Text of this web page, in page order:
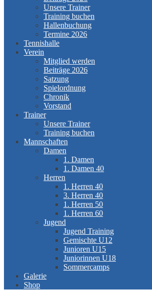
Unsere Trainer
Training buchen
Hallenbuchung
Termine 2026
Tennishalle
Verein
Mitglied werden
Beiträge 2026
Satzung
Spielordnung
Chronik
Vorstand
Trainer
Unsere Trainer
Training buchen
Mannschaften
Damen
1. Damen
1. Damen 40
Herren
1. Herren 40
3. Herren 40
1. Herren 50
1. Herren 60
Jugend
Jugend Training
Gemischte U12
Junioren U15
Juniorinnen U18
Sommercamps
Galerie
Shop